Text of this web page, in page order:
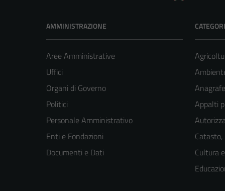
AMMINISTRAZIONE
Aree Amministrative
Uffici
Organi di Governo
Politici
Personale Amministrativo
Enti e Fondazioni
Documenti e Dati
Appalti
Catasto,
Cultura